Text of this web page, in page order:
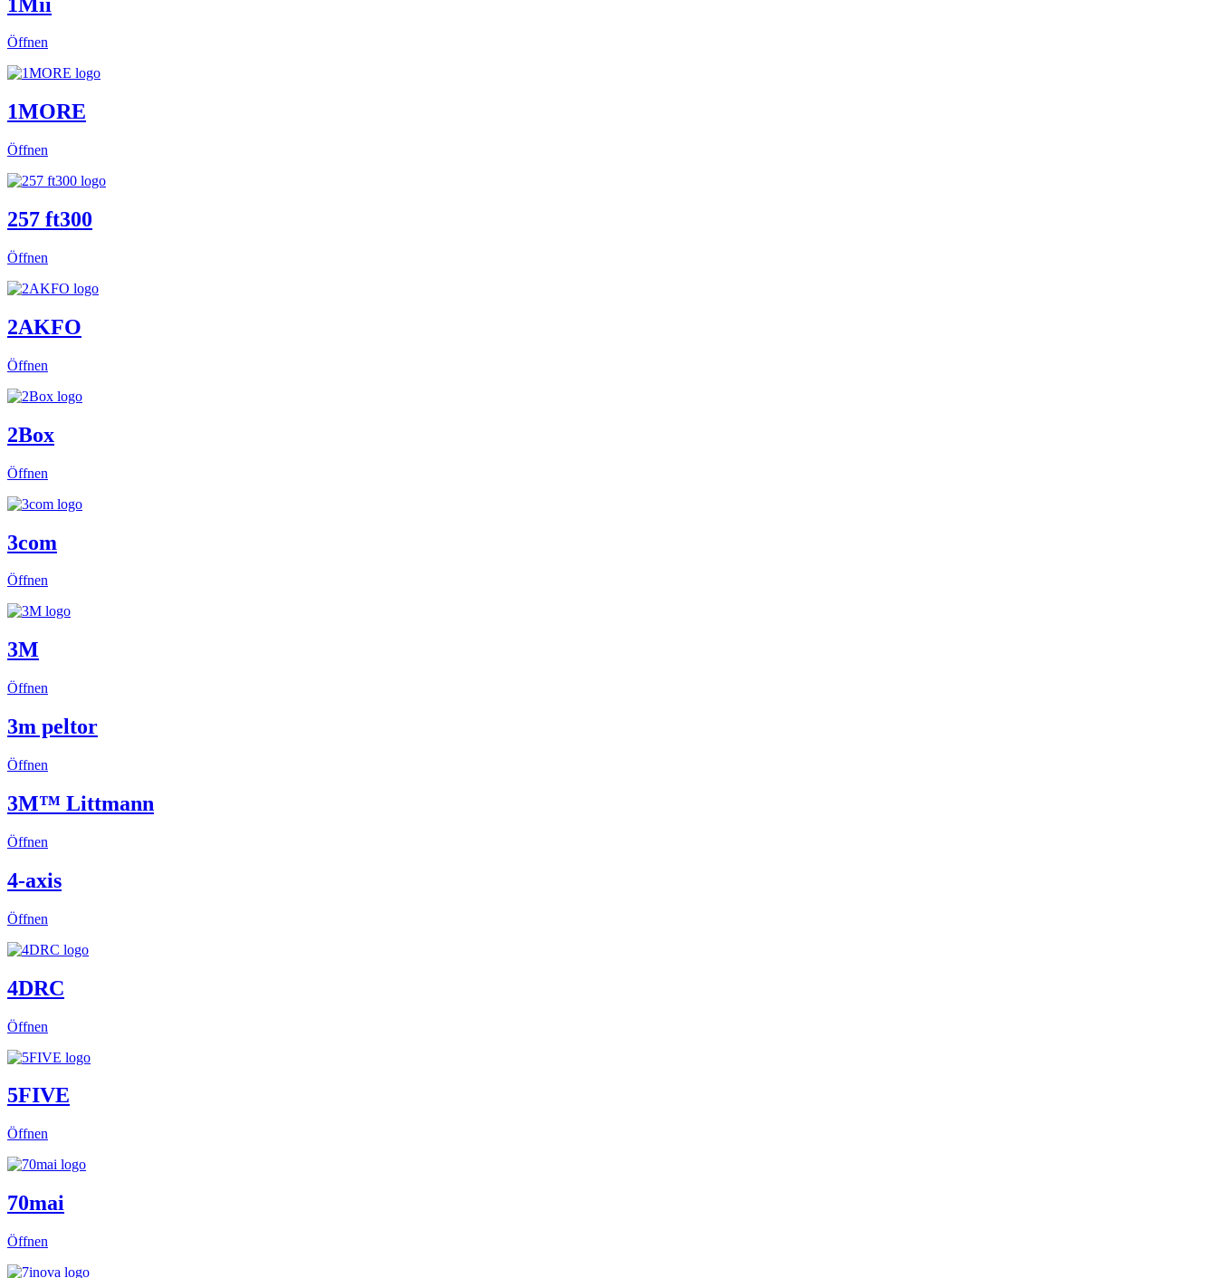
Öffnen
1MORE
Öffnen
257 ft300
Öffnen
2AKFO
Öffnen
2Box
Öffnen
3com
Öffnen
3M
Öffnen
3m peltor
Öffnen
3M™ Littmann
Öffnen
4-axis
Öffnen
4DRC
Öffnen
5FIVE
Öffnen
70mai
Öffnen